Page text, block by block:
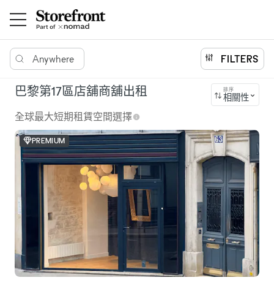
Anywhere FILTERS
巴黎第17區店舖商舖出租 排序
相關性
全球最大短期租賃空間選擇
PREMIUM